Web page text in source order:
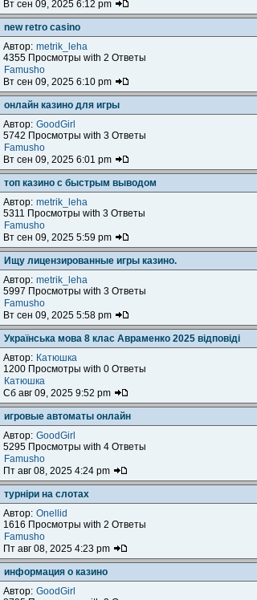
Вт сен 09, 2025 6:12 pm
new retro casino
Автор: metrik_leha
4355 Просмотры with 2 Ответы
Famusho
Вт сен 09, 2025 6:10 pm
онлайн казино для игры
Автор: GoodGirl
5742 Просмотры with 3 Ответы
Famusho
Вт сен 09, 2025 6:01 pm
топ казино с быстрым выводом
Автор: metrik_leha
5311 Просмотры with 3 Ответы
Famusho
Вт сен 09, 2025 5:59 pm
Ищу лицензированные игры казино.
Автор: metrik_leha
5997 Просмотры with 3 Ответы
Famusho
Вт сен 09, 2025 5:58 pm
Українська мова 8 клас Авраменко 2025 відповіді
Автор: Катюшка
1200 Просмотры with 0 Ответы
Катюшка
Сб авг 09, 2025 9:52 pm
игровые автоматы онлайн
Автор: GoodGirl
5295 Просмотры with 4 Ответы
Famusho
Пт авг 08, 2025 4:24 pm
турніри на слотах
Автор: Onellid
1616 Просмотры with 2 Ответы
Famusho
Пт авг 08, 2025 4:23 pm
информация о казино
Автор: GoodGirl